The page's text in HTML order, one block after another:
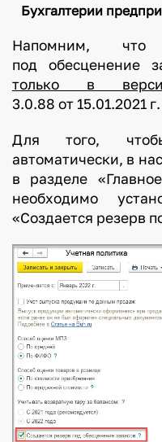
Бухгалтерии
Напомним, что
под обесценение
только в
3.0.88 от 15.01.2021 г.
Для того,
автоматически, в
в разделе
необходимо
«Создается резерв